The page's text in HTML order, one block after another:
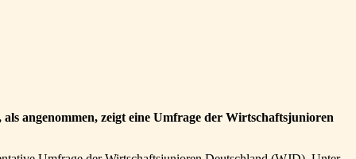
angenommen, zeigt eine Umfrage der Wirtschaftsjunioren